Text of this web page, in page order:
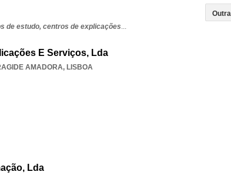
de estudo, centros de explicações...
E Serviços, Lda
AMADORA, LISBOA
Lda